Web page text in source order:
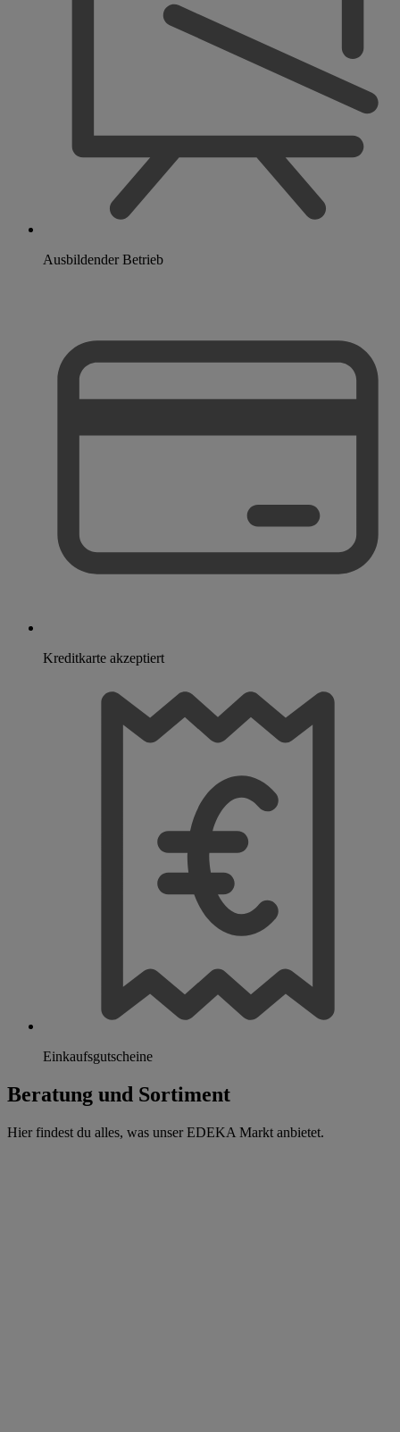
Ausbildender Betrieb
Kreditkarte akzeptiert
Einkaufsgutscheine
Beratung und Sortiment
Hier findest du alles, was unser EDEKA Markt anbietet.